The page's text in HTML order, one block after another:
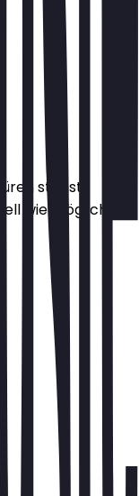
stehst,
wie möglich.